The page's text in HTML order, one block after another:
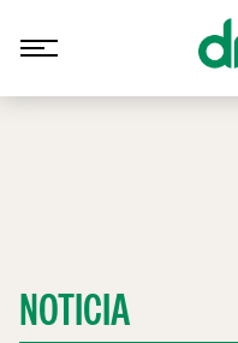
NOTICIA